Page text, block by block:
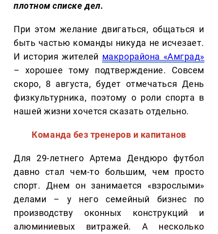
плотном списке дел.
При этом желание двигаться, общаться и
быть частью команды никуда не исчезает.
И история жителей макрорайона «Амград»
– хорошее тому подтверждение. Совсем
скоро, 8 августа, будет отмечаться День
физкультурника, поэтому о роли спорта в
нашей жизни хочется сказать отдельно.
Команда без тренеров и капитанов
Для 29-летнего Артема Дендюро футбол
давно стал чем-то большим, чем просто
спорт. Днем он занимается «взрослыми»
делами – у него семейный бизнес по
производству оконных конструкций и
алюминиевых витражей. А несколько